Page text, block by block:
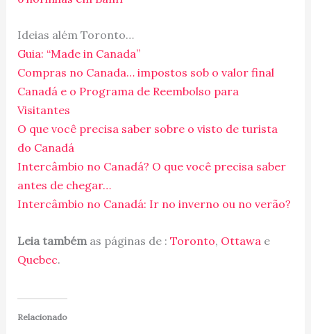
Ideias além Toronto…
Guia: “Made in Canada”
Compras no Canada… impostos sob o valor final
Canadá e o Programa de Reembolso para
Visitantes
O que você precisa saber sobre o visto de turista
do Canadá
Intercâmbio no Canadá? O que você precisa saber
antes de chegar…
Intercâmbio no Canadá: Ir no inverno ou no verão?
Leia tambémas páginas de : Toronto, Ottawa e
Quebec.
Relacionado